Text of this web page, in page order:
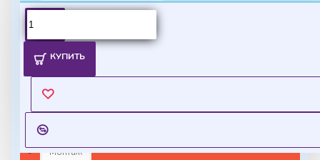
Комплекс устройств для взрывоопасных зон "Болид"
обеспечением
Монтаж
КУПИТЬ
Ценовая политика
Уточнить цены на опт можно у менеджера